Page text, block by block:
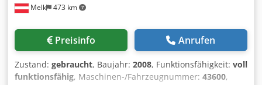
Melk 473 km
Preisinfo Anrufen
Zustand: gebraucht, Baujahr: 2008, Funktionsfähigkeit: voll
funktionsfähig, Maschinen-/Fahrzeugnummer: 43600,